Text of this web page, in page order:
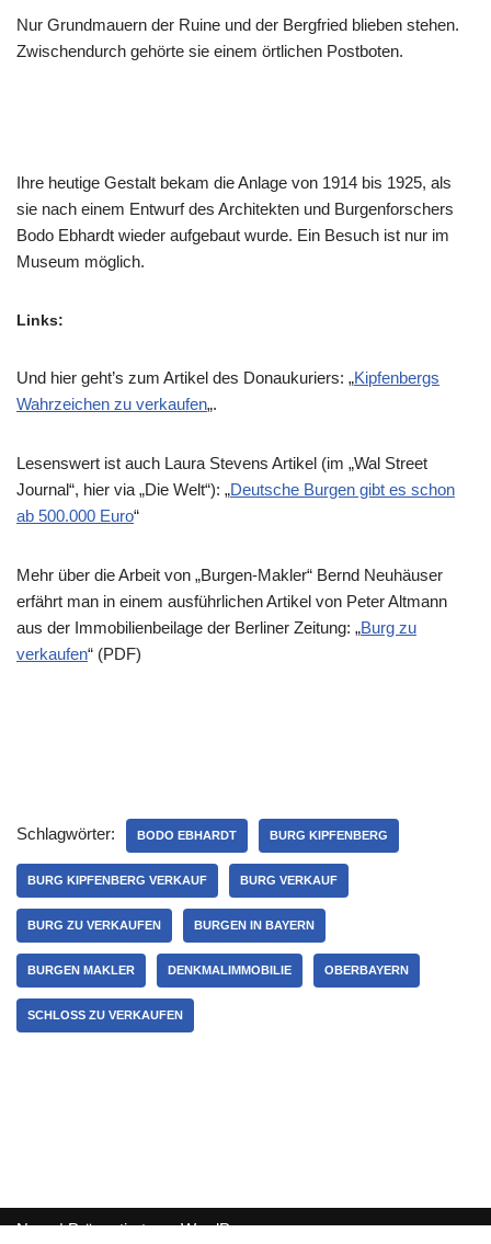
Nur Grundmauern der Ruine und der Bergfried blieben stehen.
Zwischendurch gehörte sie einem örtlichen Postboten.
Ihre heutige Gestalt bekam die Anlage von 1914 bis 1925, als
sie nach einem Entwurf des Architekten und Burgenforschers
Bodo Ebhardt wieder aufgebaut wurde. Ein Besuch ist nur im
Museum möglich.
Links:
Und hier geht’s zum Artikel des Donaukuriers: „Kipfenbergs
Wahrzeichen zu verkaufen„.
Lesenswert ist auch Laura Stevens Artikel (im „Wal Street
Journal“, hier via „Die Welt“): „Deutsche Burgen gibt es schon
ab 500.000 Euro“
Mehr über die Arbeit von „Burgen-Makler“ Bernd Neuhäuser
erfährt man in einem ausführlichen Artikel von Peter Altmann
aus der Immobilienbeilage der Berliner Zeitung: „Burg zu
verkaufen“ (PDF)
Schlagwörter: BODO EBHARDT BURG KIPFENBERG
BURG KIPFENBERG VERKAUF BURG VERKAUF
BURG ZU VERKAUFEN BURGEN IN BAYERN
BURGEN MAKLER DENKMALIMMOBILIE OBERBAYERN
SCHLOSS ZU VERKAUFEN
Neve| Präsentiert vonWordPress